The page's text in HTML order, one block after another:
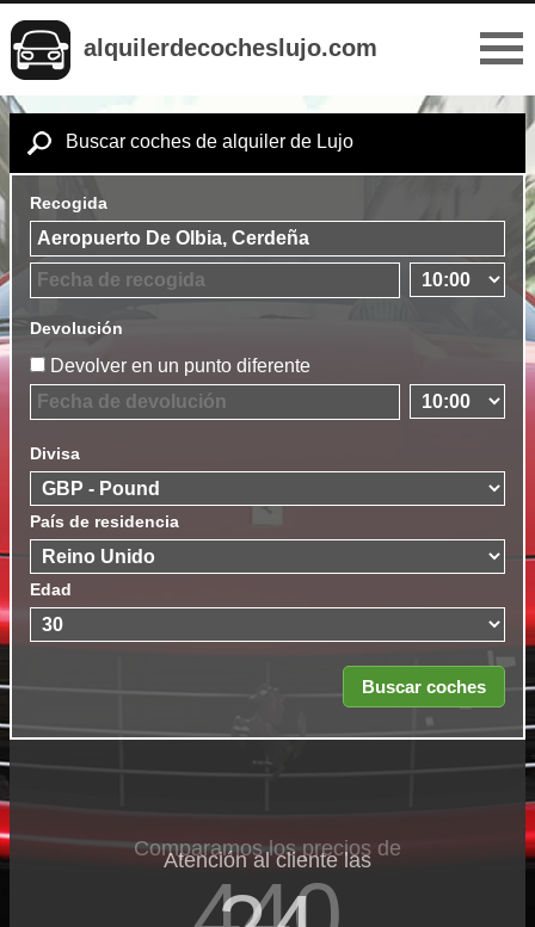
alquilerdecocheslujo.com
Buscar coches de alquiler de Lujo
Recogida
Devolución
Devolver en un punto diferente
Divisa
País de residencia
Edad
Comparamos los precios de
Atención al cliente las